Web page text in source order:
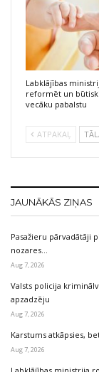
Labklājības
reformēt un
vecāku pabalstu
ATPAKAĻ
JAUNĀKĀS ZIŅAS
Pasažieru pārvadātāji
nozares…
Aug 7, 2026
Valsts policija
apzadzēju
Aug 7, 2026
Karstums atkāpsies,
Aug 7, 2026